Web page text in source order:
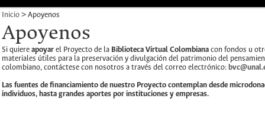
Inicio > Apoyenos
Apoyenos
Si quiere apoyar el Proyecto de la Biblioteca Virtual Colombiana con fondos u
materiales útiles para la preservación y divulgación del patrimonio del
colombiano, contáctese con nosotros a través del correo electrónico:
Las fuentes de financiamiento de nuestro Proyecto contemplan desde
individuos, hasta grandes aportes por instituciones y empresas.